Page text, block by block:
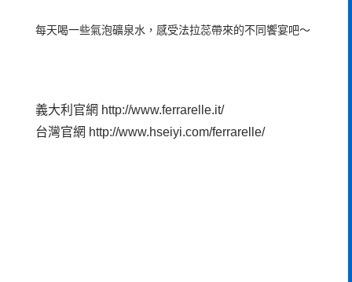
每天喝一些氣泡礦泉水，感受法拉蕊帶來的不同饗宴吧～
義大利官網 http://www.ferrarelle.it/
台灣官網 http://www.hseiyi.com/ferrarelle/